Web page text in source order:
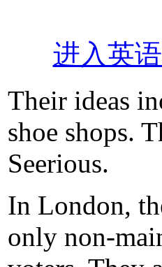
进入英
Their ideas
shoe shops.
Seerious.
In London,
only non-